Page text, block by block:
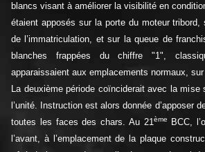
blancs visant à améliorer la visibilité en
étaient apposés sur la porte du moteur
de l’immatriculation, et sur la queue de
blanches frappées du chiffre "1",
apparaissaient aux emplacements normaux,
La deuxième période coïnciderait avec la mise
l’unité. Instruction est alors donnée d’apposer
toutes les faces des chars. Au 21ème
BCC,
l’avant, à l’emplacement de la plaque